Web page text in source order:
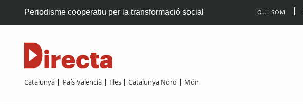
Periodisme cooperatiu per la transformació social QUI SOM
Catalunya País Valencià Illes Catalunya Nord Món